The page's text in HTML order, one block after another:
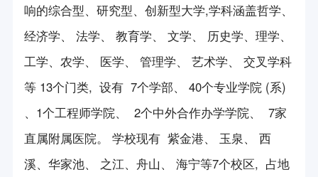
响的综合型、研究型、创新型大学,学科涵盖哲学、
经济学、 法学、 教育学、 文学、 历史学、理学、
工学、农学、 医学、 管理学、 艺术学、 交叉学科
等 13个门类, 设有 7个学部、 40个专业学院 (系)
、1个工程师学院、 2个中外合作办学学院、 7家
直属附属医院。 学校现有 紫金港、 玉泉、 西
溪、华家池、 之江、舟山、 海宁等7个校区, 占地